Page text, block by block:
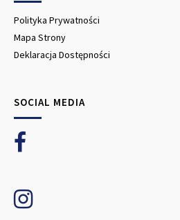
Polityka Prywatności
Mapa Strony
Deklaracja Dostępności
SOCIAL MEDIA